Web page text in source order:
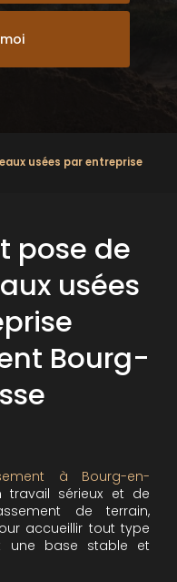
usées par entreprise
pose de
usées
Bourg-
à Bourg-en-
sérieux et de
de terrain,
accueillir tout type
une base stable et